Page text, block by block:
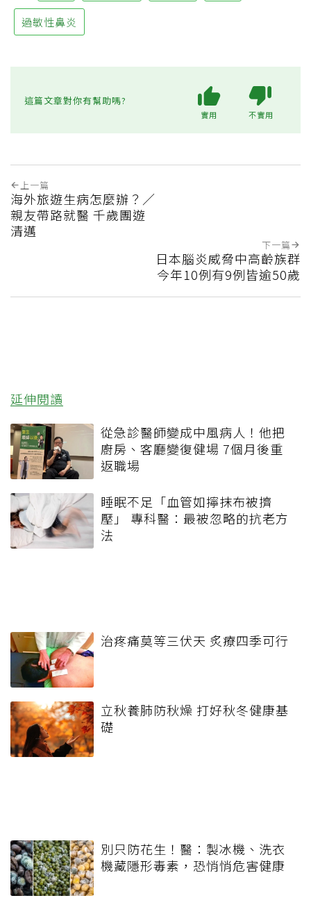
過敏性鼻炎
這篇文章對你有幫助嗎?
實用 不實用
上一篇
海外旅遊生病怎麼辦？／
親友帶路就醫 千歲團遊
清邁
下一篇
日本腦炎威脅中高齡族群
今年10例有9例皆逾50歲
延伸閱讀
從急診醫師變成中風病人！他把
廚房、客廳變復健場 7個月後重
返職場
睡眠不足「血管如擰抹布被擠
壓」 專科醫：最被忽略的抗老方
法
治疼痛莫等三伏天 炙療四季可行
立秋養肺防秋燥 打好秋冬健康基
礎
別只防花生！醫：製冰機、洗衣
機藏隱形毒素，恐悄悄危害健康